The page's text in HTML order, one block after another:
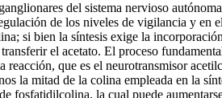
del sistema nervioso
de los niveles de vigilancia y en
si bien la síntesis exige la
el acetato. El proceso
que es el neurotransmisor
la mitad de la colina empleada en la
fosfatidilcolina, la cual puede